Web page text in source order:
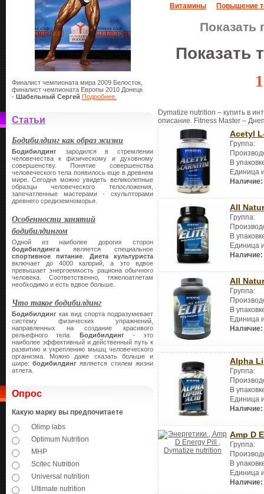
Финалист чемпионата мира 2009 Белосток,
финалист чемпионата Европы 2010 Донецк
- Шабельный Сергей Подробнее.
Статьи
Бодибилдинг как образ жизни
Бодибилдинг зародился в стремлении
человечества к физическому и духовному
совершенству. Понятие совершенства
человеческого тела появилось еще в древнем
мире. Сегодня можно увидеть великолепные
образцы человеческого телосложения,
запечатленные мастерами - скульпторами
древнего средиземноморья.
Особенности занятий
бодибилдингом
Одной из наиболее дорогих сторон
бодибилдинга является специальное
спортивное питание
Диета культуриста
включает до 4000 калорий, а это вдвое
превышает энергоемкость рациона обычного
человека. Соответственно, тяжелоатлетам
необходимо и есть вдвое больше.
Что такое бодибилдинг
Бодибилдинг как вид спорта подразумевает
систему физических упражнений,
направленных на создание красивого
рельефного тела. Бодибилдинг - это
наиболее эффективный и действенный путь к
развитию и укреплению мышц человеческого
организма. Можно даже сказать больше и
шире:бодибилдинг является стилем жизни
атлета.
Опрос
Какую марку вы предпочитаете
Olimp labs
Optimum Nutrition
MHP
Scitec Nutrition
Universal nutrition
Ultimate nutrition
Витамины
Повышение
Показать
Показать
1
Dymatize nutrition – купить в
описание. Fitness Master –
Acetyl
Группа:
В
Единица
Наличие:
All
Группа:
В
Единица
Наличие:
All
Группа:
В
Единица
Наличие:
Alpha
Группа:
В
Единица
Наличие:
Amp D
Группа:
В
Единица
Наличие: